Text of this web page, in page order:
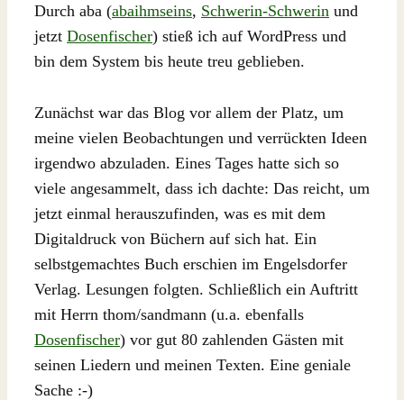
Durch aba (abaihmseins, Schwerin-Schwerin und
jetzt Dosenfischer) stieß ich auf WordPress und
bin dem System bis heute treu geblieben.
Zunächst war das Blog vor allem der Platz, um
meine vielen Beobachtungen und verrückten Ideen
irgendwo abzuladen. Eines Tages hatte sich so
viele angesammelt, dass ich dachte: Das reicht, um
jetzt einmal herauszufinden, was es mit dem
Digitaldruck von Büchern auf sich hat. Ein
selbstgemachtes Buch erschien im Engelsdorfer
Verlag. Lesungen folgten. Schließlich ein Auftritt
mit Herrn thom/sandmann (u.a. ebenfalls
Dosenfischer) vor gut 80 zahlenden Gästen mit
seinen Liedern und meinen Texten. Eine geniale
Sache :-)